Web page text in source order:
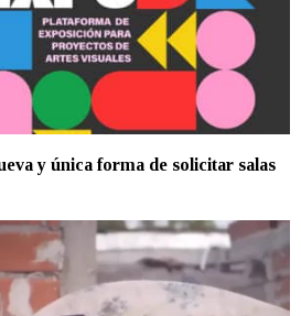
y única forma de solicitar salas